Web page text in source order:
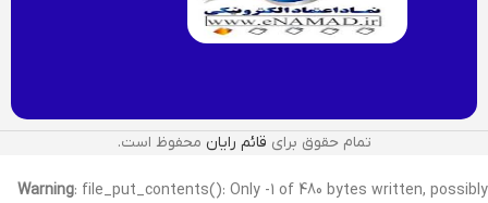
تمام حقوق برای قائم رایان محفوظ است.
Warning: file_put_contents(): Only -1 of 480 bytes written, possibly